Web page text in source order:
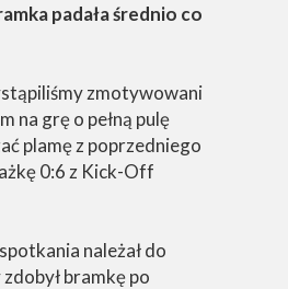
padała średnio co
zmotywowani
na grę o pełną pulę
plamę z poprzedniego
0:6 z Kick-Off
należał do
bramkę po